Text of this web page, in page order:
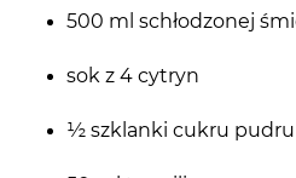
500 ml schłodzonej
sok z 4 cytryn
½ szklanki cukru pudru